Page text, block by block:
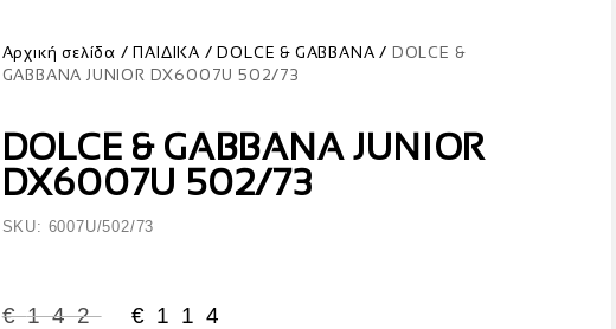
Αρχική σελίδα ΠΑΙΔΙΚΑ DOLCE & GABBANA
DOLCE &
GABBANA JUNIOR DX6007U 502/73
DOLCE & GABBANA JUNIOR
DX6007U 502/73
SKU: 6007U/502/73
€142 € 114